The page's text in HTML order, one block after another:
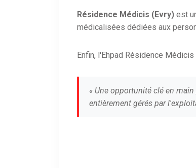
Résidence Médicis (Evry) est
médicalisées dédiées aux
Enfin, l'Ehpad Résidence Médicis
« Une opportunité clé en
entièrement gérés par